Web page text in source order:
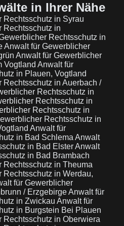
in Ihrer Nähe
Rechtsschutz in Syrau
Rechtsschutz in
Rechtsschutz in
Anwalt für Gewerblicher
Anwalt für Gewerblicher
Vogtland Anwalt für
in Plauen, Vogtland
in Auerbach /
Rechtsschutz in
Rechtsschutz in
Rechtsschutz in
Rechtsschutz in
Anwalt für
in Bad Schlema Anwalt
in Bad ElsterAnwalt
in Bad Brambach
in Theuma
in Werdau,
für Gewerblicher
/ ErzgebirgeAnwalt für
in Zwickau Anwalt für
in Burgstein Bei Plauen
in Oberwiera